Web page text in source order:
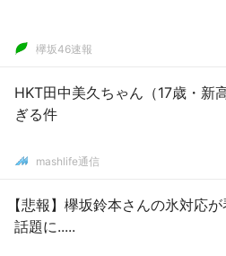
欅坂46速報
HKT田中美久ちゃん（17歳・新
ぎる件
mashlife通信
【悲報】欅坂鈴本さんの氷対応
話題に.....